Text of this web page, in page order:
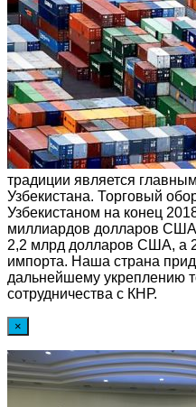
традиции является
Узбекистана. Торговый
Узбекистаном на конец
миллиардов долларов США,
2,2 млрд долларов США, а
импорта. Наша страна
дальнейшему укреплению
сотрудничества с КНР.
×